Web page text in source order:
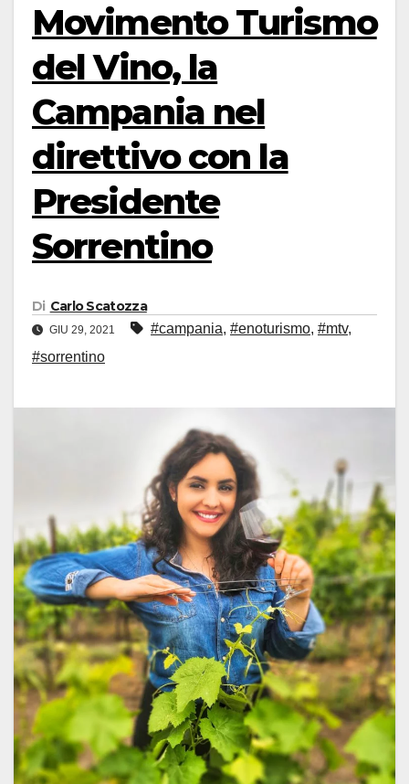
Movimento Turismo
del Vino, la
Campania nel
direttivo con la
Presidente
Sorrentino
Di Carlo Scatozza
GIU 29, 2021 #campania, #enoturismo, #mtv,
#sorrentino